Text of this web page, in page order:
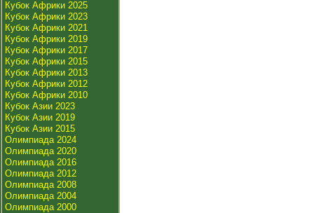
Кубок Африки 2025
Кубок Африки 2023
Кубок Африки 2021
Кубок Африки 2019
Кубок Африки 2017
Кубок Африки 2015
Кубок Африки 2013
Кубок Африки 2012
Кубок Африки 2010
Кубок Азии 2023
Кубок Азии 2019
Кубок Азии 2015
Олимпиада 2024
Олимпиада 2020
Олимпиада 2016
Олимпиада 2012
Олимпиада 2008
Олимпиада 2004
Олимпиада 2000